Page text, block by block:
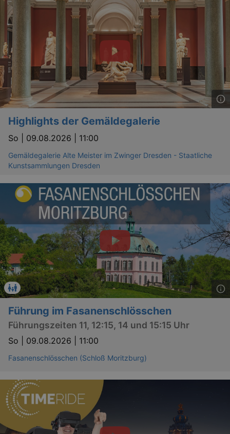
Highlights der Gemäldegalerie
So | 09.08.2026 | 11:00
Gemäldegalerie Alte Meister im Zwinger Dresden - Staatliche
Kunstsammlungen Dresden
Führung im Fasanenschlösschen
Führungszeiten 11, 12:15, 14 und 15:15 Uhr
So | 09.08.2026 | 11:00
Fasanenschlösschen (Schloß Moritzburg)